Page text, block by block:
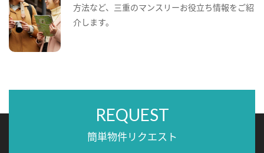
方法など、三重のマンスリーお役立ち情報をご紹
介します。
REQUEST
簡単物件リクエスト